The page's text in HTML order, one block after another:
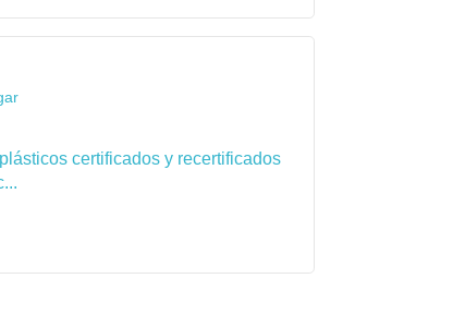
certificados y recertificados